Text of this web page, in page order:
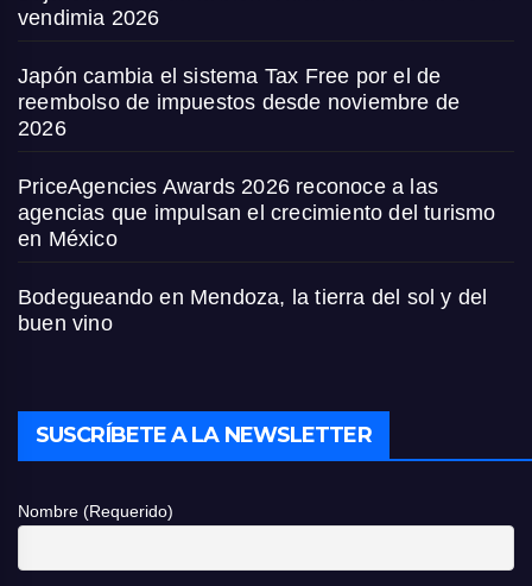
vendimia 2026
Japón cambia el sistema Tax Free por el de
reembolso de impuestos desde noviembre de
2026
PriceAgencies Awards 2026 reconoce a las
agencias que impulsan el crecimiento del turismo
en México
Bodegueando en Mendoza, la tierra del sol y del
buen vino
SUSCRÍBETE A LA NEWSLETTER
Nombre (Requerido)